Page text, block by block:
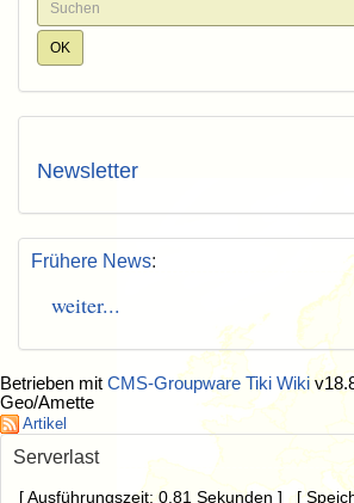
Newsletter
Frühere News:
weiter...
Betrieben mit CMS-Groupware Tiki Wiki
Geo/Amette
Artikel
Serverlast
[ Ausführungszeit: 0.81 Sekunden ] [